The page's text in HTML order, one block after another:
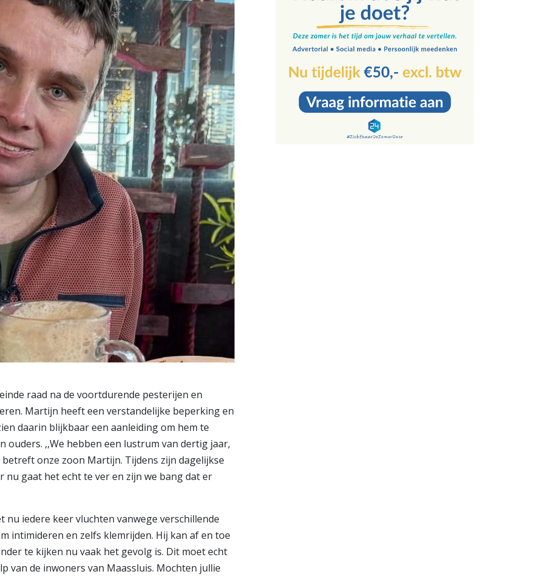
raad na de voortdurende pesterijen en
Martijn heeft een verstandelijke beperking en
daarin blijkbaar een aanleiding om hem te
,,We hebben een lustrum van dertig jaar,
onze zoon Martijn. Tijdens zijn dagelijkse
gaat het echt te ver en zijn we bang dat er
iedere keer vluchten vanwege verschillende
intimideren en zelfs klemrijden. Hij kan af en toe
te kijken nu vaak het gevolg is. Dit moet echt
van de inwoners van Maassluis. Mochten jullie